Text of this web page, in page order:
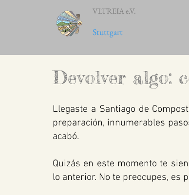
VLTREIA e.V.
Stuttgart
Devolver algo:
Llegaste a Santiago de
preparación, innumerables
acabó.
Quizás en este momento te
lo anterior. No te preocupes, es